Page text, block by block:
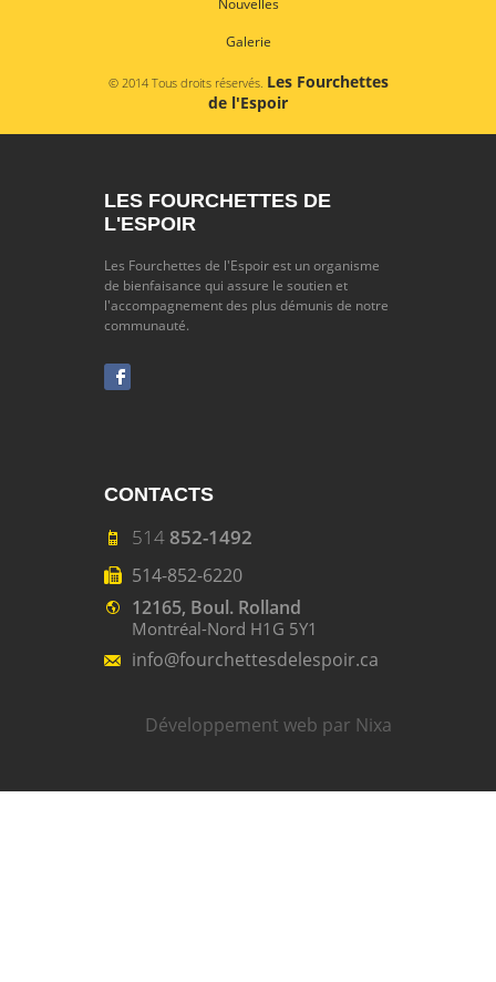
Galerie
© 2014 Tous droits réservés. Les Fourchettes
de l'Espoir
LES FOURCHETTES DE
L'ESPOIR
Les Fourchettes de l'Espoir est un organisme
de bienfaisance qui assure le soutien et
l'accompagnement des plus démunis de notre
communauté.
CONTACTS
514 852-1492
514-852-6220
12165, Boul. Rolland
Montréal-Nord H1G 5Y1
info@fourchettesdelespoir.ca
Développement web par Nixa